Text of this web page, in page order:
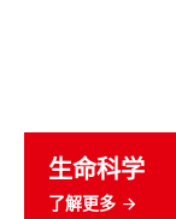
生命科学
了解更多